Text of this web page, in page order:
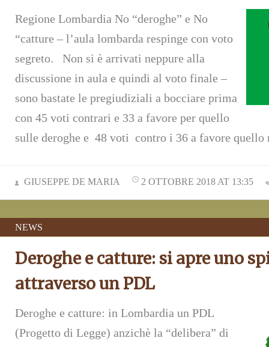
Regione Lombardia No “deroghe” e No
“catture – l’aula lombarda respinge con voto
segreto. Non si è arrivati neppure alla
discussione in aula e quindi al voto finale –
sono bastate le pregiudiziali a bocciare prima
con 45 voti contrari e 33 a favore per quello
sulle deroghe e 48 voti contro i 36 a favore
GIUSEPPE DE MARIA 2 OTTOBRE 2018 AT 13:35
NEWS
Deroghe e catture: si apre uno
attraverso un PDL
Deroghe e catture: in Lombardia un PDL
(Progetto di Legge) anzichè la “delibera” di